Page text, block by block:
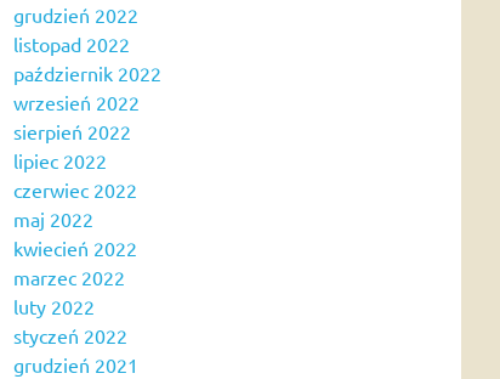
grudzień 2022
listopad 2022
październik 2022
wrzesień 2022
sierpień 2022
lipiec 2022
czerwiec 2022
maj 2022
kwiecień 2022
marzec 2022
luty 2022
styczeń 2022
grudzień 2021